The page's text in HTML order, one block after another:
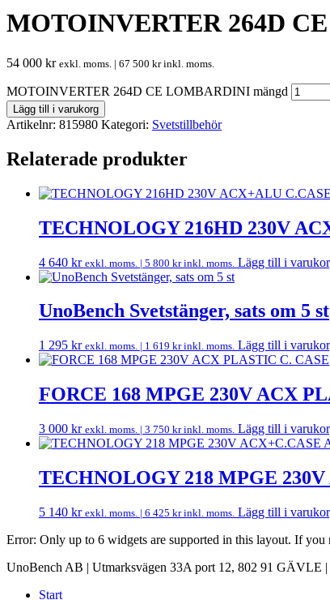
MOTOINVERTER 264D
54 000 kr exkl. moms. | 67 500 krinkl. moms.
MOTOINVERTER 264D CE LOMBARDINI mängd
Lägg till i varukorg
Artikelnr: 815980 Kategori: Svetstillbehör
Relaterade produkter
TECHNOLOGY 216HD 230V
4 640 kr exkl. moms. | 5 800 krinkl. moms. Lägg till i
UnoBench Svetstänger, sats om 5 st
1 295 kr exkl. moms. | 1 619 krinkl. moms. Lägg till i
FORCE 168 MPGE 230V ACX
3 000 kr exkl. moms. | 3 750 krinkl. moms. Lägg till i
TECHNOLOGY 218 MPGE
5 140 kr exkl. moms. | 6 425 krinkl. moms. Lägg till i
Error: Only up to 6 widgets are supported in this layout. If you
UnoBench AB | Utmarksvägen 33A port 12, 802 91 GÄVLE
Start